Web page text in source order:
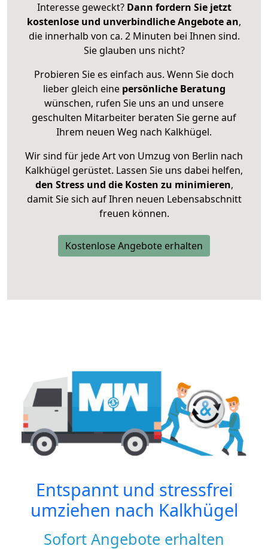
Interesse geweckt? Dann fordern Sie jetzt
kostenlose und unverbindliche Angebote an,
die innerhalb von ca. 2 Minuten bei Ihnen sind.
Sie glauben uns nicht?
Probieren Sie es einfach aus. Wenn Sie doch
lieber gleich eine persönliche Beratung
wünschen, rufen Sie uns an und unsere
geschulten Mitarbeiter beraten Sie gerne auf
Ihrem neuen Weg nach Kalkhügel.
Wir sind für jede Art von Umzug von Berlin nach
Kalkhügel gerüstet. Lassen Sie uns dabei helfen,
den Stress und die Kosten zu minimieren,
damit Sie sich auf Ihren neuen Lebensabschnitt
freuen können.
Kostenlose Angebote erhalten
Entspannt und stressfrei
umziehen nach Kalkhügel
Sofort Angebote erhalten